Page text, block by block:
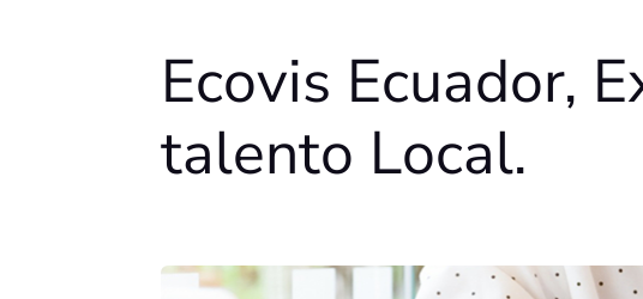
Ecovis Ecuador,
talento Local.